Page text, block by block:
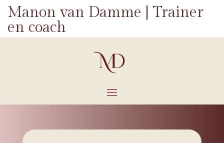
Manon van Damme | Trainer
en coach